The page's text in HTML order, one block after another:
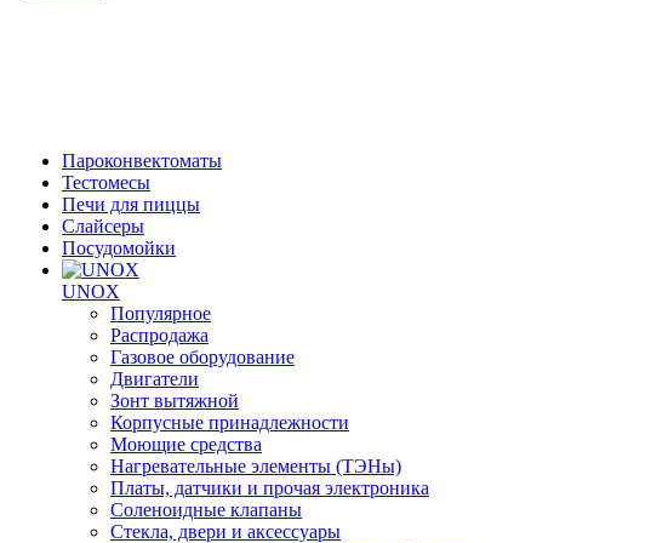
Пароконвектоматы
Тестомесы
Печи для пиццы
Слайсеры
Посудомойки
UNOX
Популярное
Распродажа
Газовое оборудование
Двигатели
Зонт вытяжной
Корпусные принадлежности
Моющие средства
Нагревательные элементы (ТЭНы)
Платы, датчики и прочая электроника
Соленоидные клапаны
Стекла, двери и аксессуары